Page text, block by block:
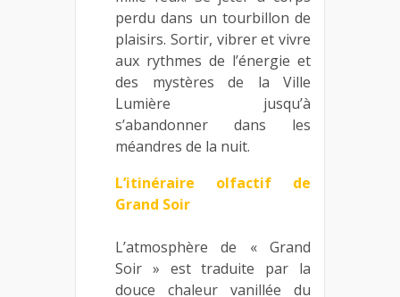
perdu dans un tourbillon de
plaisirs. Sortir, vibrer et vivre
aux rythmes de l’énergie et
des mystères de la Ville
Lumière jusqu’à
s’abandonner dans les
méandres de la nuit.
L’itinéraire olfactif de
Grand Soir
L’atmosphère de « Grand
Soir » est traduite par la
douce chaleur vanillée du